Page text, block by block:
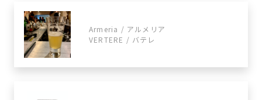
Armeria / アルメリア
VERTERE / バテレ